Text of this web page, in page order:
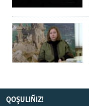
QOŞULIÑIZ!